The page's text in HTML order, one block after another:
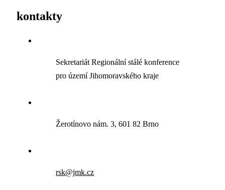
kontakty
Sekretariát Regionální stálé konference
pro území Jihomoravského kraje
Žerotínovo nám. 3, 601 82 Brno
rsk@jmk.cz